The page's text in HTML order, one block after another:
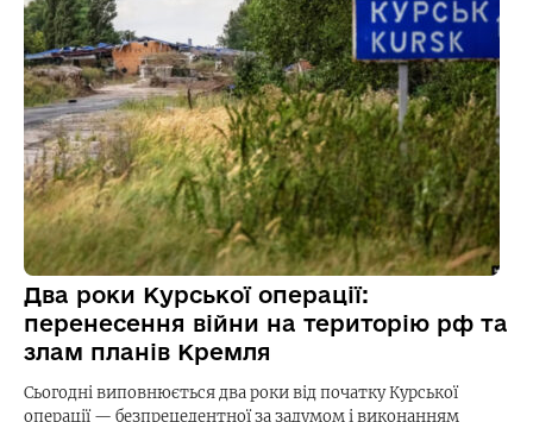
Два роки Курської операції:
перенесення війни на територію рф та
злам планів Кремля
Сьогодні виповнюється два роки від початку Курської
операції — безпрецедентної за задумом і виконанням